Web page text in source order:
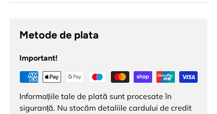
Metode de plata
Important!
Informațiile tale de plată sunt procesate în
siguranță. Nu stocăm detaliile cardului de credit